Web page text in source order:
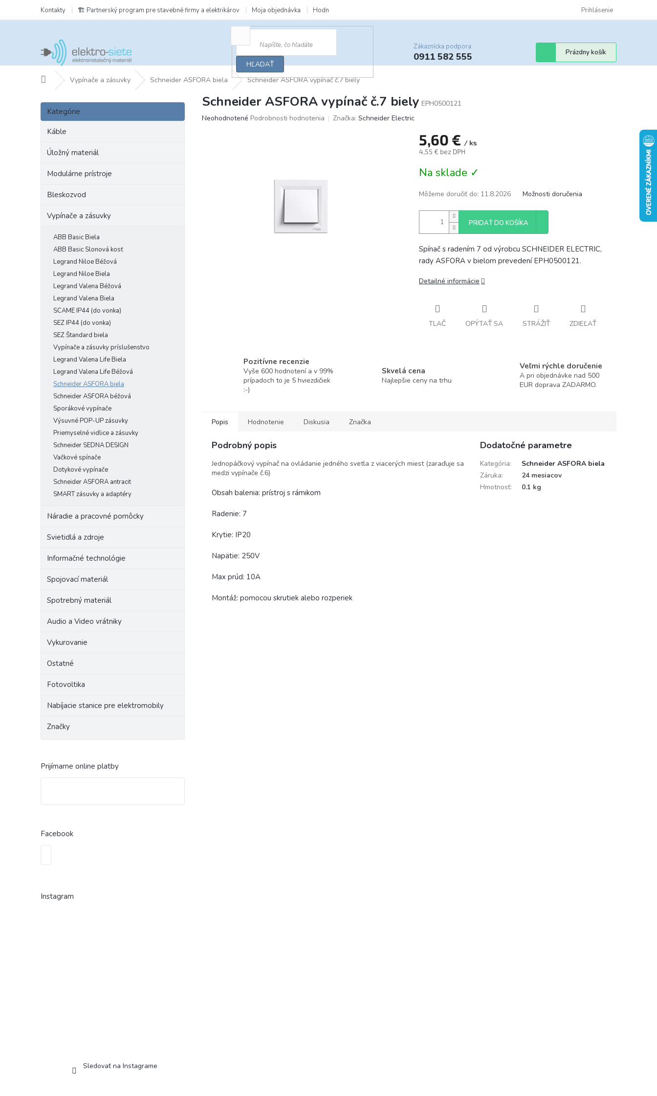
obsah
Kontakty 🏗️ Partnerský program pre stavebné firmy a elektrikárov Moja objednávka Hodnotenie obchodu Obchodné podmienky
Prihlásenie
HĽADAŤ
Zákaznícka podpora:
0911 582 555
Nákupný
košík
Prázdny košík
DomovVypínače a zásuvky Schneider ASFORA biela Schneider ASFORA vypínač č.7 biely
B
č
Preskočiť
kategórie
Kategórie
Káble
Úložný materiál
Modulárne prístroje
Bleskozvod
Vypínače a zásuvky
ABB Basic Biela
ABB Basic Slonová kosť
Legrand Niloe Béžová
Legrand Niloe Biela
Legrand Valena Béžová
Legrand Valena Biela
SCAME IP44 (do vonka)
SEZ IP44 (do vonka)
SEZ Štandard biela
Vypínače a zásuvky príslušenstvo
Legrand Valena Life Biela
Legrand Valena Life Béžová
Schneider ASFORA biela
Schneider ASFORA béžová
Sporákové vypínače
Výsuvné POP-UP zásuvky
Priemyselné vidlice a zásuvky
Schneider SEDNA DESIGN
Vačkové spínače
Dotykové vypínače
Schneider ASFORA antracit
SMART zásuvky a adaptéry
Náradie a pracovné pomôcky
Svietidlá a zdroje
Informačné technológie
Spojovací materiál
Spotrebný materiál
Audio a Video vrátniky
Vykurovanie
Ostatné
Fotovoltika
Nabíjacie stanice pre elektromobily
Značky
Prijímame online platby
Facebook
Instagram
Sledovať na Instagrame
Schneider ASFORA vypínač č.7 biely EPH0500121
Priemerné
Neohodnotené Podrobnosti hodnotenia Značka: Schneider Electric
5,60 € / ks
4,55 € bez DPH
cena:
Na sklade ✓
Môžeme doručiť do: 11.8.2026 Možnosti doručenia
PRIDAŤ DO KOŠÍKA
Spínač s radením 7 od výrobcu SCHNEIDER ELECTRIC,
rady ASFORA v bielom prevedení EPH0500121.
Detailné informácie
TLAČ OPÝTAŤ SA STRÁŽIŤ ZDIEĽAŤ
Pozitívne recenzie
Vyše 600 hodnotení a v 99%
prípadoch to je 5 hviezdičiek
:-)
Skvelá cena
Najlepšie ceny na trhu
Veľmi rýchle doručenie
A pri objednávke nad 500
EUR doprava ZADARMO.
Popis Hodnotenie Diskusia Značka
Podrobný popis
Jednopáčkový vypínač na ovládanie jedného svetla z viacerých miest (zaraďuje sa
medzi vypínače č.6)
Obsah balenia: prístroj s rámikom
Radenie: 7
Krytie: IP20
Napätie: 250V
Max prúd: 10A
Montáž: pomocou skrutiek alebo rozperiek
Dodatočné parametre
Kategória:
Schneider ASFORA biela
Záruka:
24 mesiacov
Hmotnosť: 0.1 kg